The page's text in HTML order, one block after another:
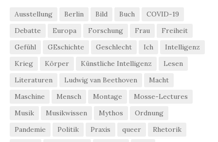
Ausstellung Berlin Bild Buch
COVID-19
Debatte
Europa Forschung Frau
Freiheit
Gefühl
GEschichte Geschlecht Ich
Intelligenz
Krieg
Körper Künstliche Intelligenz
Lesen
Literaturen
Ludwig van Beethoven
Macht
Maschine
Mensch Montage
Mosse-Lectures
Musik
Musikwissen Mythos
Ordnung
Pandemie
Politik Praxis queer
Rhetorik